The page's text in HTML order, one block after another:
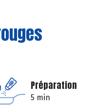
Préparation
5 min